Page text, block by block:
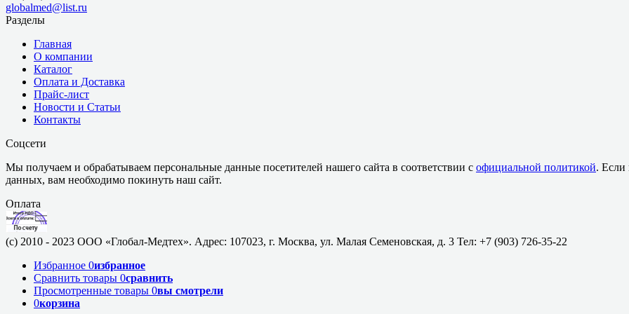
globalmed@list.ru
Разделы
Главная
О компании
Каталог
Оплата и Доставка
Прайс-лист
Новости и Статьи
Контакты
Соцсети
Мы получаем и обрабатываем персональные данные посетителей нашего сайта в соответствии с официальной политикой. Если
данных, вам необходимо покинуть наш сайт.
Оплата
(c) 2010 - 2023 ООО «Глобал-Медтех». Адрес: 107023, г. Москва, ул. Малая Семеновская, д. 3 Тел: +7 (903) 726-35-22
Избранное 0избранное
Сравнить товары 0сравнить
Просмотренные товары 0вы смотрели
0корзина